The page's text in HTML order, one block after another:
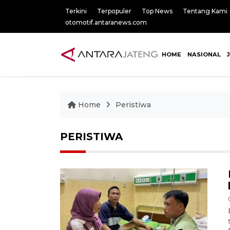
Terkini Terpopuler Top News
Tentang Kami
otomotif.antaranews.com
HOME NASIONAL
Home Peristiwa
PERISTIWA